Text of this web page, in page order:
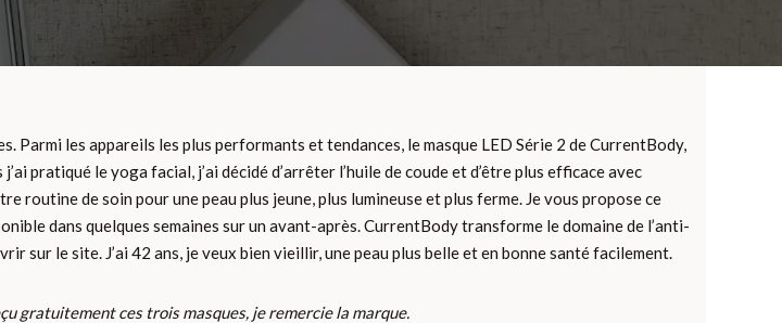
les appareils les plus performants et tendances, le masque LED Série 2 de CurrentBody,
pratiqué le yoga facial, j’ai décidé d’arrêter l’huile de coude et d’être plus efficace avec
de soin pour une peau plus jeune, plus lumineuse et plus ferme. Je vous propose ce
dans quelques semaines sur un avant-après. CurrentBody transforme le domaine de l’anti-
sur le site. J’ai 42 ans, je veux bien vieillir, une peau plus belle et en bonne santé facilement.
gratuitement ces trois masques, je remercie la marque.